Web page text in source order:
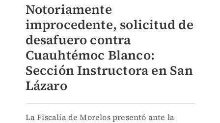
Notoriamente
improcedente, solicitud de
desafuero contra
Cuauhtémoc Blanco:
Sección Instructora en San
Lázaro
La Fiscalía de Morelos presentó ante la